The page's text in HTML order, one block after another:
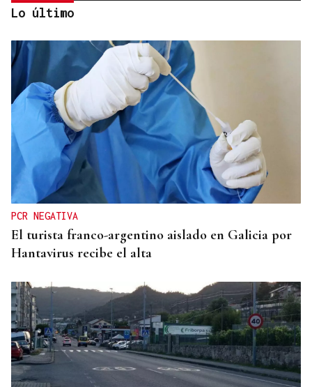
TOMA DE POSESIÓN
De la Espriella toma posesión de su nuevo
gabinete para poner en marcha la "Patria Milagro"
Lo último
PCR NEGATIVA
El turista franco-argentino aislado en Galicia por
Hantavirus recibe el alta